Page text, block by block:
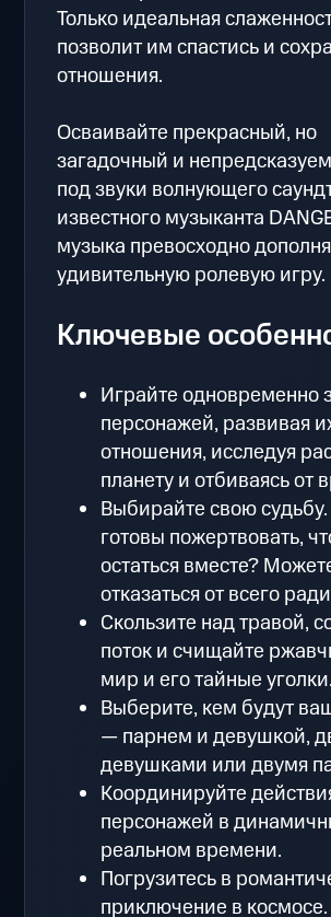
Только идеальная
позволит им спастись и
отношения.
Осваивайте прекрасный, но
загадочный и
под звуки волнующего
известного музыканта
музыка превосходно
удивительную ролевую игру.
Ключевые
Играйте одновременно
персонажей, развивая
отношения, исследуя
планету и отбиваясь от
Выбирайте свою
готовы пожертвовать,
остаться вместе?
отказаться от всего
Скользите над травой,
поток и счищайте
мир и его тайные уголки.
Выберите, кем будут
— парнем и девушкой,
девушками или двумя
Координируйте
персонажей в
реальном времени.
Погрузитесь в
приключение в